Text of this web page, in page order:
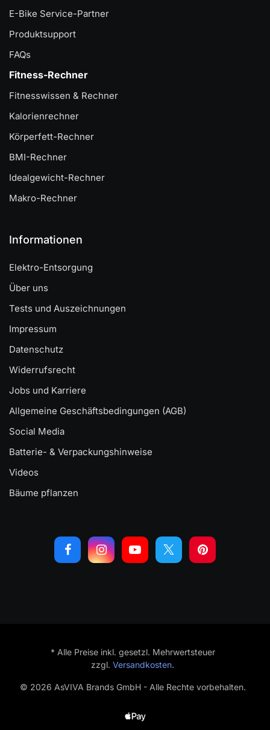
E-Bike Service-Partner
Produktsupport
FAQs
Fitness-Rechner
Fitnesswissen & Rechner
Kalorienrechner
Körperfett-Rechner
BMI-Rechner
Idealgewicht-Rechner
Makro-Rechner
Informationen
Elektro-Entsorgung
Über uns
Tests und Auszeichnungen
Impressum
Datenschutz
Widerrufsrecht
Jobs und Karriere
Allgemeine Geschäftsbedingungen (AGB)
Social Media
Batterie- & Verpackungshinweise
Videos
Bäume pflanzen
* Alle Preise inkl. gesetzl. Mehrwertsteuer
zzgl. Versandkosten.
© 2026 AsVIVA Brands GmbH - Alle Rechte vorbehalten.